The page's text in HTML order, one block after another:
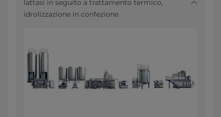
lattasi in seguito a trattamento termico,
idrolizzazione in confezione